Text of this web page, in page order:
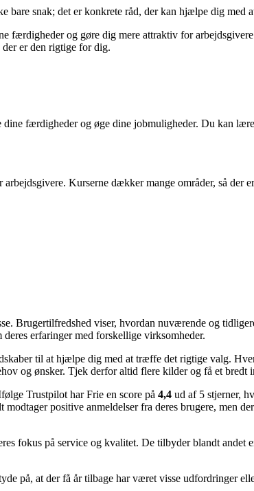
snak; det er konkrete råd, der kan hjælpe dig med
færdigheder og gøre dig mere attraktiv for
er den rigtige for dig.
færdigheder og øge dine jobmuligheder. Du kan
Kurserne dækker mange områder, så der
Brugertilfredshed viser, hvordan nuværende og
erfaringer med forskellige virksomheder.
til at hjælpe dig med at træffe det rigtige valg.
og ønsker. Tjek derfor altid flere kilder og få et bredt
Trustpilot har Frie en score på 4,4 ud af 5 stjerner,
positive anmeldelser fra deres brugere, men
fokus på service og kvalitet. De tilbyder blandt andet
på, at der få år tilbage har været visse udfordringer